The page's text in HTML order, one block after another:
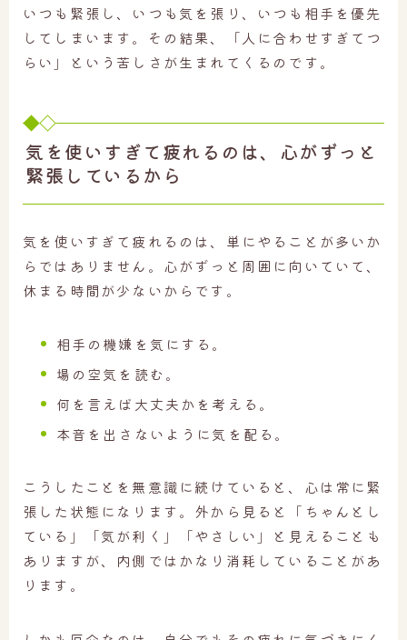
いつも緊張し、いつも気を張り、いつも相手を優先
してしまいます。その結果、「人に合わせすぎてつ
らい」という苦しさが生まれてくるのです。
気を使いすぎて疲れるのは、心がずっと
緊張しているから
気を使いすぎて疲れるのは、単にやることが多いか
らではありません。心がずっと周囲に向いていて、
休まる時間が少ないからです。
相手の機嫌を気にする。
場の空気を読む。
何を言えば大丈夫かを考える。
本音を出さないように気を配る。
こうしたことを無意識に続けていると、心は常に緊
張した状態になります。外から見ると「ちゃんとし
ている」「気が利く」「やさしい」と見えることも
ありますが、内側ではかなり消耗していることがあ
ります。